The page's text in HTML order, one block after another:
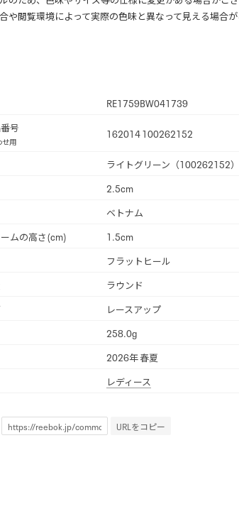
や閲覧環境によって実際の色味と異なって見える場合
RE1759BW041739
号
用
162014 100262152
ライトグリーン（100262152）
2.5cm
ベトナム
ムの高さ(cm)
1.5cm
フラットヒール
ラウンド
レースアップ
258.0g
2026年 春夏
レディース
URLをコピー